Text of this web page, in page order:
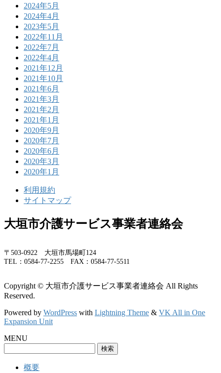
2024年5月
2024年4月
2023年5月
2022年11月
2022年7月
2022年4月
2021年12月
2021年10月
2021年6月
2021年3月
2021年2月
2021年1月
2020年9月
2020年7月
2020年6月
2020年3月
2020年1月
利用規約
サイトマップ
大垣市介護サービス事業者連絡会
〒503-0922 大垣市馬場町124
TEL：0584-77-2255 FAX：0584-77-5511
Copyright © 大垣市介護サービス事業者連絡会 All Rights
Reserved.
Powered by WordPress with Lightning Theme & VK All in One
Expansion Unit
MENU
概要